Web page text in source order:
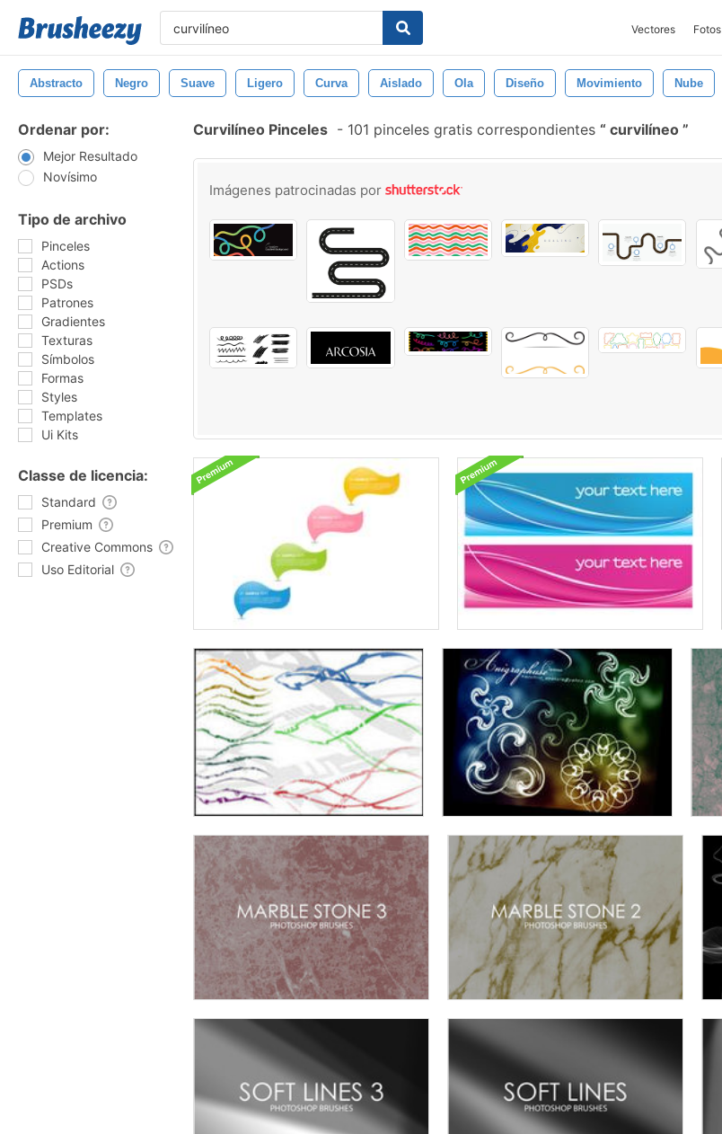
Vectores Fotos
Abstracto Negro Suave Ligero Curva Aislado Ola Diseño Movimiento Nube
Ordenar por:
Mejor Resultado
Novísimo
Tipo de archivo
Pinceles
Actions
PSDs
Patrones
Gradientes
Texturas
Símbolos
Formas
Styles
Templates
Ui Kits
Classe de licencia:
Standard
Premium
Creative Commons
Uso Editorial
Curvilíneo Pinceles - 101 pinceles gratis correspondientes curvilíneo
Imágenes patrocinadas por